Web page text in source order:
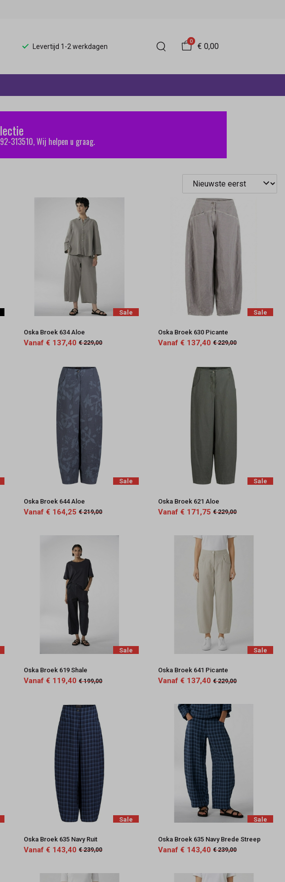
Levertijd 1-2 werkdagen
0
€ 0,00
313510, Wij helpen u graag.
Sale
Oska Broek 634 Aloe
Vanaf € 137,40 € 229,00
Sale
Oska Broek 630 Picante
Vanaf € 137,40 € 229,00
Sale
Oska Broek 644 Aloe
Vanaf € 164,25 € 219,00
Sale
Oska Broek 621 Aloe
Vanaf € 171,75 € 229,00
Sale
Oska Broek 619 Shale
Vanaf € 119,40 € 199,00
Sale
Oska Broek 641 Picante
Vanaf € 137,40 € 229,00
Sale
Oska Broek 635 Navy Ruit
Vanaf € 143,40 € 239,00
Sale
Oska Broek 635 Navy Brede Streep
Vanaf € 143,40 € 239,00